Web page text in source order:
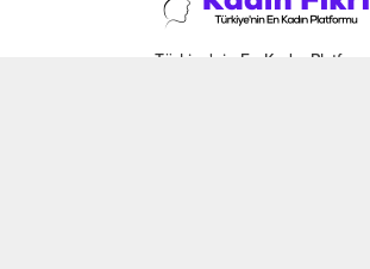
Türkiye'nin En Kadın Platformu